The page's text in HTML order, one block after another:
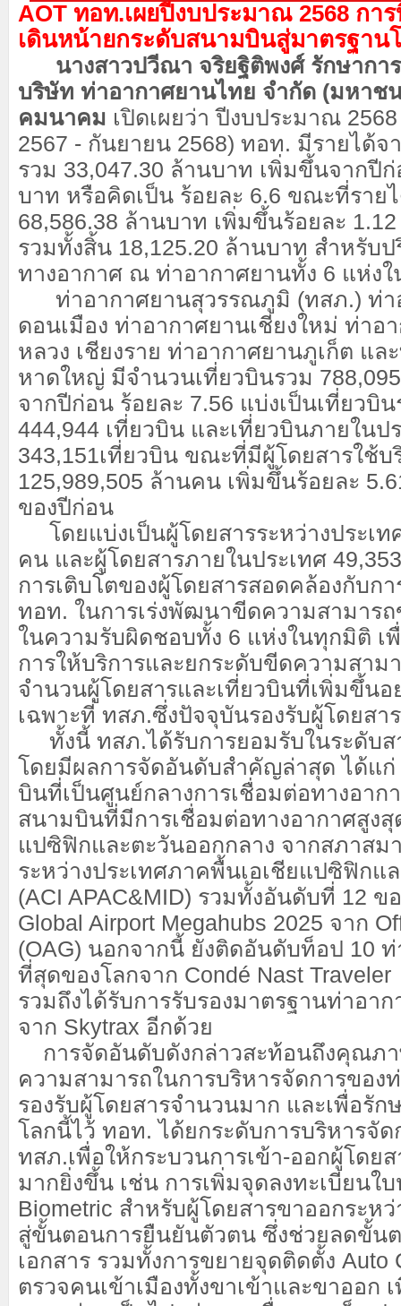
AOT ทอท.เผยปีงบประมาณ 2568 กา
เดินหน้ายกระดับสนามบินสู่มาตรฐาน
นางสาวปวีณา จริยฐิติพงศ์ รักษากา
บริษัท ท่าอากาศยานไทย จำกัด (มหาช
คมนาคม เปิดเผยว่า ปีงบประมาณ
2567 - กันยายน 2568) ทอท. มีรายได้จ
รวม 33,047.30 ล้านบาท เพิ่มขึ้นจากปี
บาท หรือคิดเป็น ร้อยละ 6.6 ขณะที่ราย
68,586.38 ล้านบาท เพิ่มขึ้นร้อยละ
รวมทั้งสิ้น 18,125.20 ล้านบาท สำหรับ
ทางอากาศ ณ ท่าอากาศยานทั้ง 6 แห่ง
ท่าอากาศยานสุวรรณภูมิ (ทสภ.) ท่า
ดอนเมือง ท่าอากาศยานเชียงใหม่ ท่าอ
หลวง เชียงราย ท่าอากาศยานภูเก็ต แล
หาดใหญ่ มีจำนวนเที่ยวบินรวม
จากปีก่อน ร้อยละ 7.56 แบ่งเป็นเที่ยวบิน
444,944 เที่ยวบิน และเที่ยวบินภายในป
343,151เที่ยวบิน ขณะที่มีผู้โดยสารใช้บ
125,989,505 ล้านคน เพิ่มขึ้นร้อยละ
ของปีก่อน
โดยแบ่งเป็นผู้โดยสารระหว่างประเท
คน และผู้โดยสารภายในประเทศ
การเติบโตของผู้โดยสารสอดคล้องกับก
ทอท. ในการเร่งพัฒนาขีดความสามาร
ในความรับผิดชอบทั้ง 6 แห่งในทุกมิติ เ
การให้บริการและยกระดับขีดความสาม
จำนวนผู้โดยสารและเที่ยวบินที่เพิ่มขึ้นอ
เฉพาะที่ ทสภ.ซึ่งปัจจุบันรองรับผู้โดยสา
ทั้งนี้ ทสภ.ได้รับการยอมรับในระดับส
โดยมีผลการจัดอันดับสำคัญล่าสุด ได้แ
บินที่เป็นศูนย์กลางการเชื่อมต่อทางอาก
สนามบินที่มีการเชื่อมต่อทางอากาศสูง
แปซิฟิกและตะวันออกกลาง จากสภาสม
ระหว่างประเทศภาคพื้นเอเชียแปซิฟิกแ
(ACI APAC&MID) รวมทั้งอันดับที่ 12 ข
Global Airport Megahubs 2025 จาก
(OAG) นอกจากนี้ ยังติดอันดับท็อป 10
ที่สุดของโลกจาก Condé Nast Traveler
รวมถึงได้รับการรับรองมาตรฐานท่าอา
จาก Skytrax อีกด้วย
การจัดอันดับดังกล่าวสะท้อนถึงคุณภา
ความสามารถในการบริหารจัดการของ
รองรับผู้โดยสารจำนวนมาก และเพื่อรัก
โลกนี้ไว้ ทอท. ได้ยกระดับการบริหารจั
ทสภ.เพื่อให้กระบวนการเข้า-ออกผู้โดย
มากยิ่งขึ้น เช่น การเพิ่มจุดลงทะเบียนใ
Biometric สำหรับผู้โดยสารขาออกระหว่
สู่ขั้นตอนการยืนยันตัวตน ซึ่งช่วยลดขั้น
เอกสาร รวมทั้งการขยายจุดติดตั้ง Auto
ตรวจคนเข้าเมืองทั้งขาเข้าและขาออก